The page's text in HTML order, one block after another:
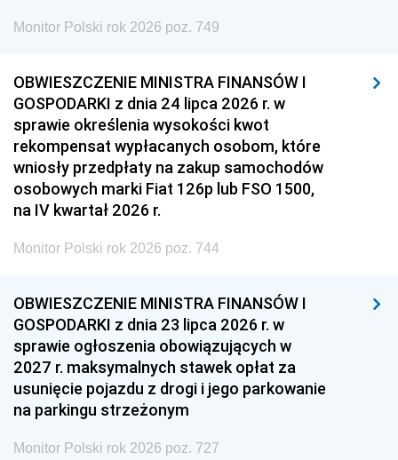
Monitor Polski rok 2026 poz. 749
OBWIESZCZENIE MINISTRA FINANSÓW I
GOSPODARKI z dnia 24 lipca 2026 r. w
sprawie określenia wysokości kwot
rekompensat wypłacanych osobom, które
wniosły przedpłaty na zakup samochodów
osobowych marki Fiat 126p lub FSO 1500,
na IV kwartał 2026 r.
Monitor Polski rok 2026 poz. 744
OBWIESZCZENIE MINISTRA FINANSÓW I
GOSPODARKI z dnia 23 lipca 2026 r. w
sprawie ogłoszenia obowiązujących w
2027 r. maksymalnych stawek opłat za
usunięcie pojazdu z drogi i jego parkowanie
na parkingu strzeżonym
Monitor Polski rok 2026 poz. 727